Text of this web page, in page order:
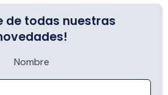
de todas nuestras
Nombre